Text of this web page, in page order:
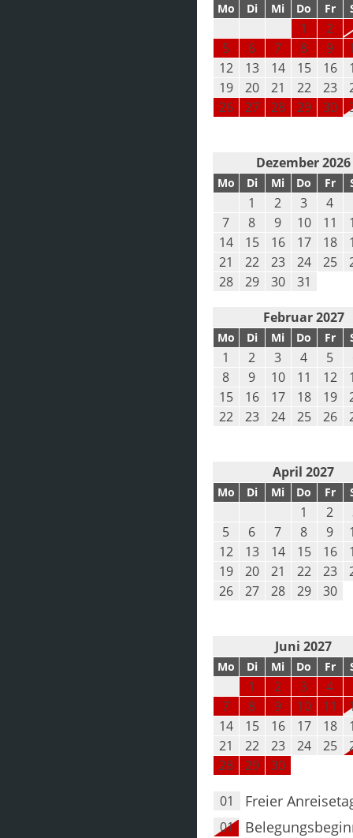
Mo Di Mi Do Fr
1 2
5
6 7 8 9
12
13 14 15 16
19
20 21 22 23
26
27 28 29 30
Dezember 2026
Mo Di Mi Do Fr
1 2 3 4
7
8 9 10 11
14
15 16 17 18
21
22 23 24 25
28
29 30 31
Februar 2027
Mo Di Mi Do Fr
1 2 3 4 5
8
9 10 11 12
15
16 17 18 19
22
23 24 25 26
April 2027
Mo Di Mi Do Fr
1 2
5
6 7 8 9
12
13 14 15 16
19
20 21 22 23
26
27 28 29 30
Juni 2027
Mo Di Mi Do Fr
1 2 3 4
7
8 9 10 11
14
15 16 17 18
21
22 23 24 25
28
29 30
01 Freier
01